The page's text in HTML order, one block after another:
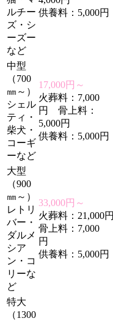
ルチー
ズ・シ
ーズー
など
供養料：5,000円
中型
（700
㎜～）
シェル
ティ・
柴犬・
コーギ
ーなど
17,000円～
火葬料：7,000
円 骨上料：
5,000円
供養料：5,000円
大型
（900
㎜～）
レトリ
バー・
ダルメ
シア
ン・コ
リーな
ど
33,000円～
火葬料：21,000円
骨上料：7,000
円
供養料：5,000円
特大
（1300